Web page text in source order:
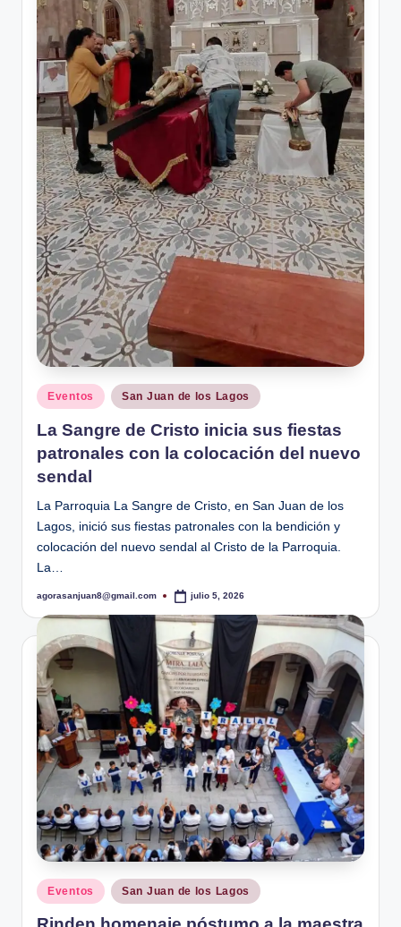
Publicado
en
Eventos San Juan de los Lagos
La Sangre de Cristo inicia sus fiestas
patronales con la colocación del nuevo
sendal
La Parroquia La Sangre de Cristo, en San Juan de los
Lagos, inició sus fiestas patronales con la bendición y
colocación del nuevo sendal al Cristo de la Parroquia.
La…
Publicado
agorasanjuan8@gmail.com julio 5, 2026
Publicado
en
Eventos San Juan de los Lagos